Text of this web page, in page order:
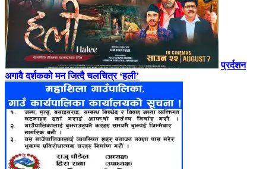
प्रर्दशन
अगावै दर्शकको मन जित्दै चलचित्र ‘हली’